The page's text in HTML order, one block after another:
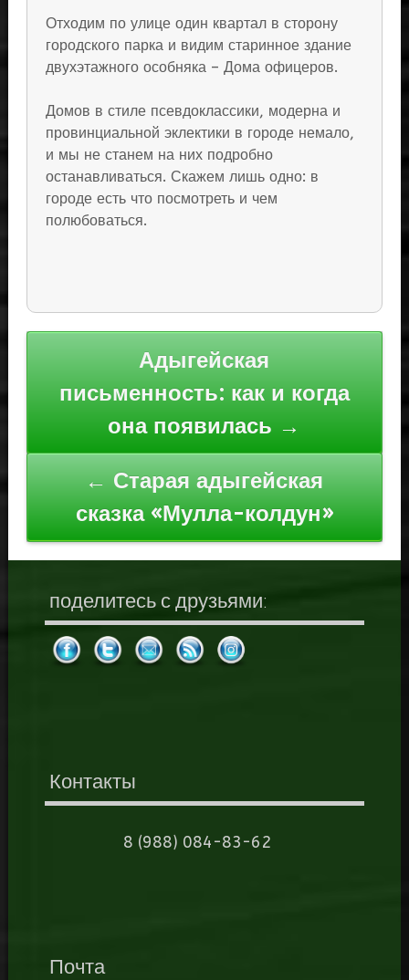
Отходим по улице один квартал в сторону
городского парка и видим старинное здание
двухэтажного особняка – Дома офицеров.
Домов в стиле псевдоклассики, модерна и
провинциальной эклектики в городе немало,
и мы не станем на них подробно
останавливаться. Скажем лишь одно: в
городе есть что посмотреть и чем
полюбоваться.
записям
Адыгейская
письменность: как и когда
она появилась →
← Старая адыгейская
сказка «Мулла-колдун»
поделитесь с друзьями:
Контакты
8 (988) 084-83-62
Почта